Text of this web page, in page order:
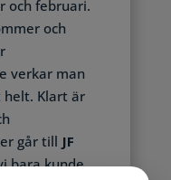
och februari.
och
verkar man
helt. Klart är
går till JF
bara kunde